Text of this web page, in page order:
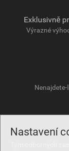
Nastavení
Exklusivně
Výrazné